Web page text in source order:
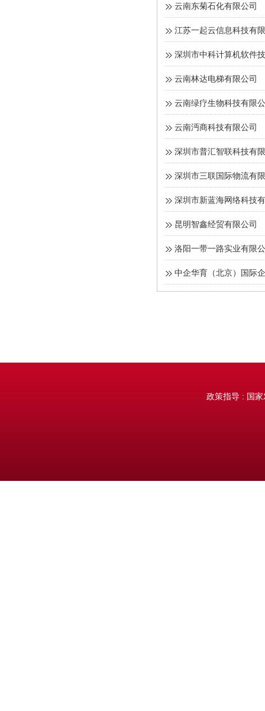
云南东菊石化有限公司
江苏一起云信息科技有
深圳市中科计算机软件
云南林达电梯有限公司
云南绿疗生物科技有限
云南沔商科技有限公司
深圳市普汇智联科技有
深圳市三联国际物流有
深圳市新蓝海网络科技
昆明智鑫经贸有限公司
洛阳一带一路实业有限
中企华育（北京）国际
政策指导 : 国